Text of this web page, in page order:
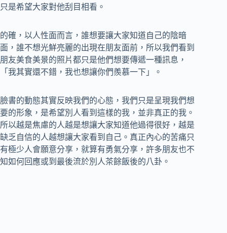
只是希望大家對他刮目相看。
的確，以人性面而言，誰想要讓大家知道自己的陰暗
面，誰不想光鮮亮麗的出現在朋友面前，所以我們看到
朋友美食美景的照片都只是他們想要傳遞一種訊息，
「我其實還不錯，我也想讓你們羨慕一下」。
臉書的動態其實反映我們的心態，我們只是呈現我們想
要的形象，是希望別人看到這樣的我，並非真正的我。
所以越是焦慮的人越是想讓大家知道他過得很好，越是
缺乏自信的人越想讓大家看到自己。真正內心的苦痛只
有極少人會願意分享，就算有勇氣分享，許多朋友也不
知如何回應或到最後流於別人茶餘飯後的八卦。